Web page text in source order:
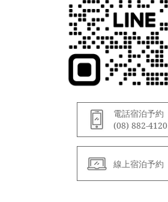
電話宿泊予約
(08) 882-4120
線上宿泊予約